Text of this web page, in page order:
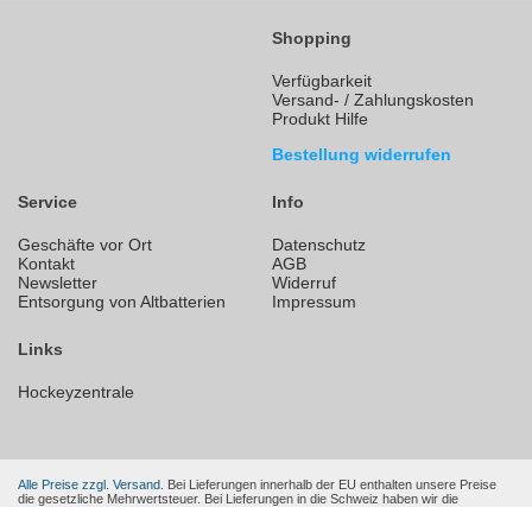
Shopping
Verfügbarkeit
Versand- / Zahlungskosten
Produkt Hilfe
Bestellung widerrufen
Service
Geschäfte vor Ort
Kontakt
Newsletter
Entsorgung von Altbatterien
Info
Datenschutz
AGB
Widerruf
Impressum
Links
Hockeyzentrale
Alle Preise zzgl. Versand. Bei Lieferungen innerhalb der EU enthalten unsere Preise
die gesetzliche Mehrwertsteuer. Bei Lieferungen in die Schweiz haben wir die